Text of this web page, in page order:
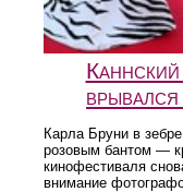
Карла Бруни в
розовым бантом —
кинофестиваля
внимание